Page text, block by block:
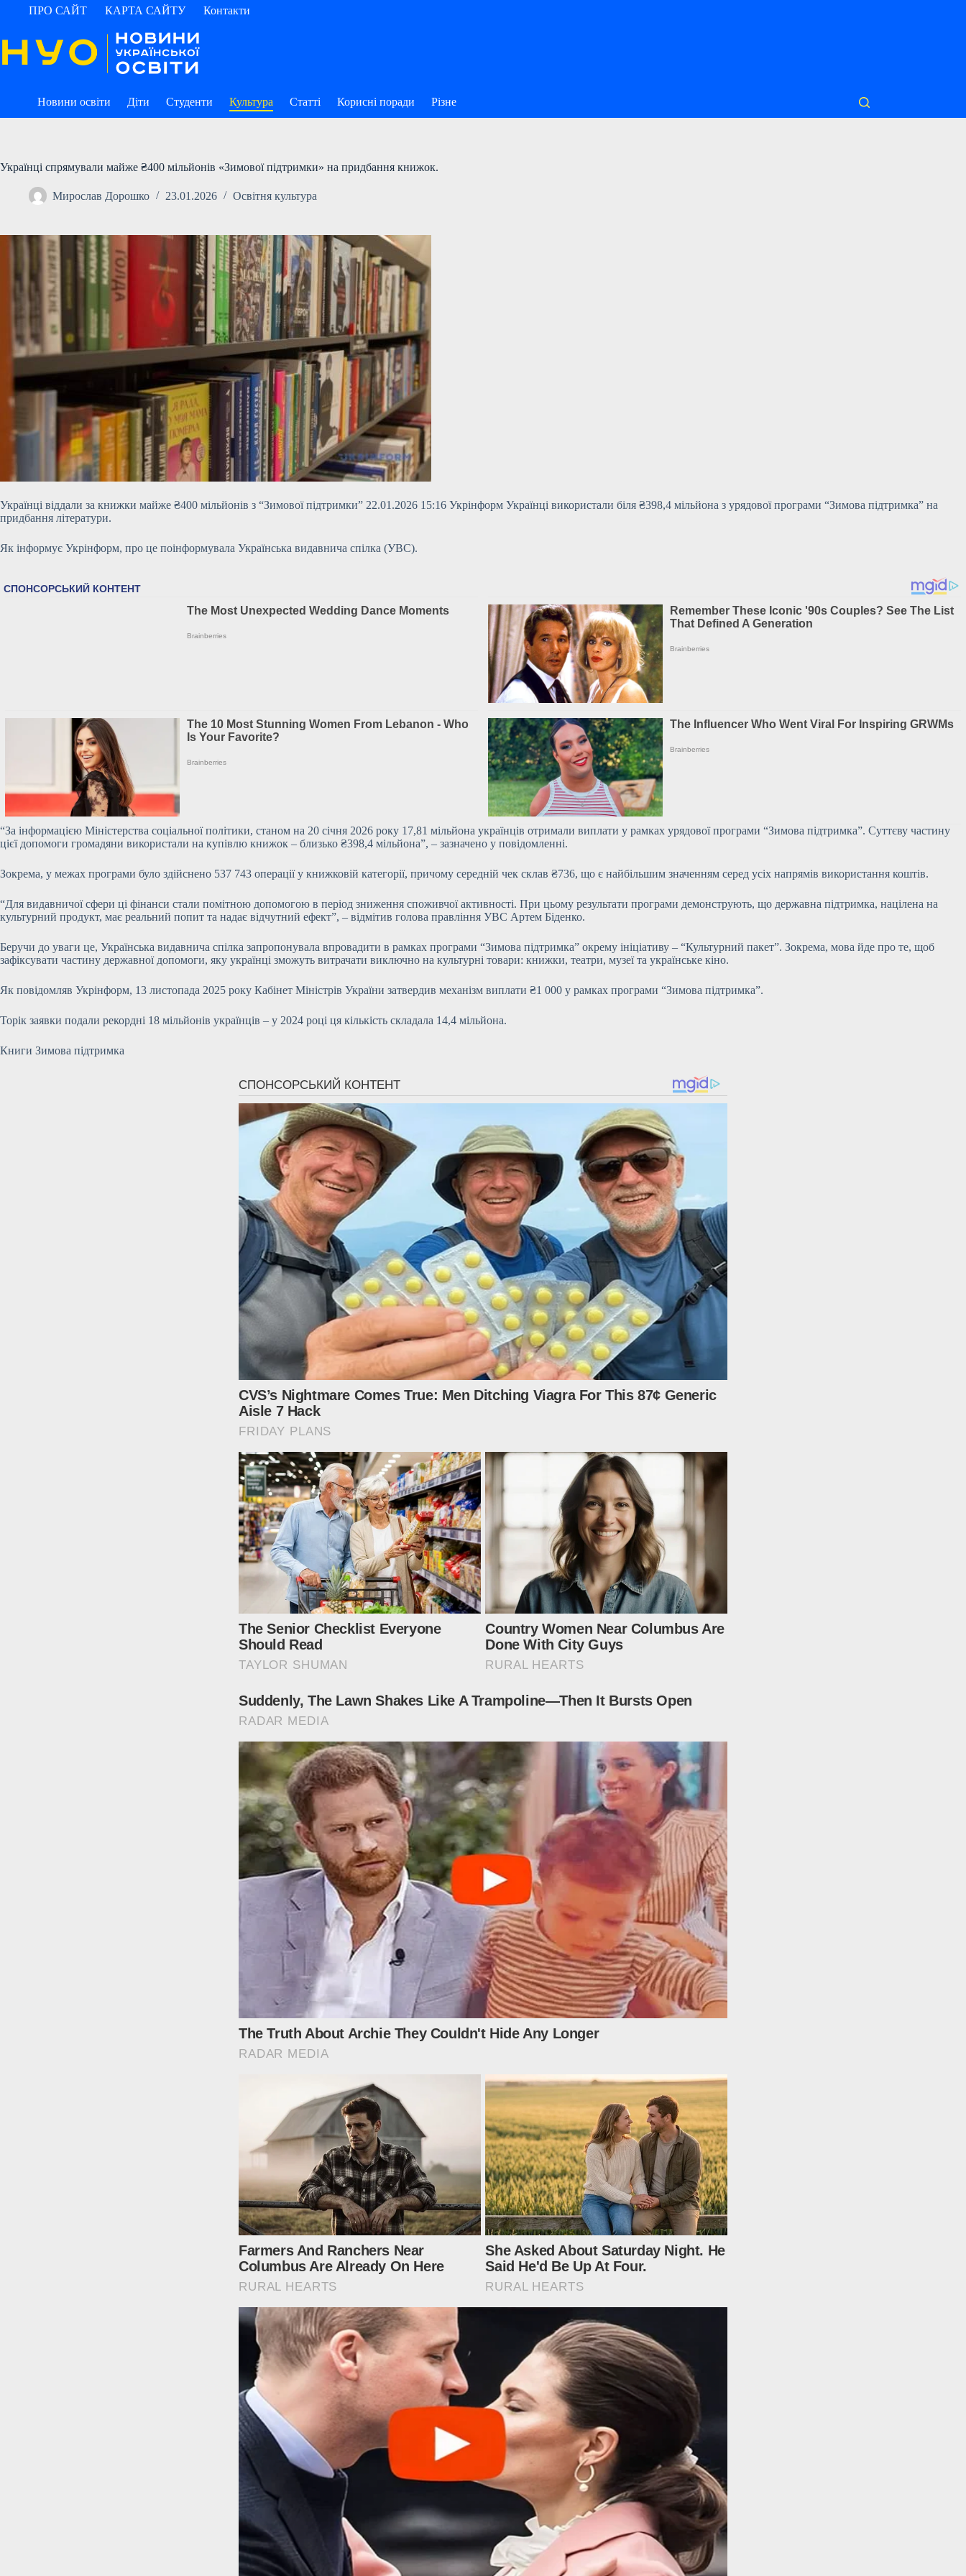
ПерейтиПРО САЙТ КАРТА САЙТУ Контакти
Новини освіти Діти Студенти Культура Статті Корисні поради Різне
Українці спрямували майже ₴400 мільйонів «Зимової підтримки» на придбання книжок.
Мирослав Дорошко 23.01.2026 Освітня культура
Українці віддали за книжки майже ₴400 мільйонів з “Зимової підтримки” 22.01.2026 15:16 Укрінформ Українці використали біля ₴398,4 мільйона з урядової програми “Зимова підтримка” на
придбання літератури.
Як інформує Укрінформ, про це поінформувала Українська видавнича спілка (УВС).
“За інформацією Міністерства соціальної політики, станом на 20 січня 2026 року 17,81 мільйона українців отримали виплати у рамках урядової програми “Зимова підтримка”. Суттєву частину
цієї допомоги громадяни використали на купівлю книжок – близько ₴398,4 мільйона”, – зазначено у повідомленні.
Зокрема, у межах програми було здійснено 537 743 операції у книжковій категорії, причому середній чек склав ₴736, що є найбільшим значенням серед усіх напрямів використання коштів.
“Для видавничої сфери ці фінанси стали помітною допомогою в період зниження споживчої активності. При цьому результати програми демонструють, що державна підтримка, націлена на
культурний продукт, має реальний попит та надає відчутний ефект”, – відмітив голова правління УВС Артем Біденко.
Беручи до уваги це, Українська видавнича спілка запропонувала впровадити в рамках програми “Зимова підтримка” окрему ініціативу – “Культурний пакет”. Зокрема, мова йде про те, щоб
зафіксувати частину державної допомоги, яку українці зможуть витрачати виключно на культурні товари: книжки, театри, музеї та українське кіно.
Як повідомляв Укрінформ, 13 листопада 2025 року Кабінет Міністрів України затвердив механізм виплати ₴1 000 у рамках програми “Зимова підтримка”.
Торік заявки подали рекордні 18 мільйонів українців – у 2024 році ця кількість складала 14,4 мільйона.
Книги Зимова підтримка